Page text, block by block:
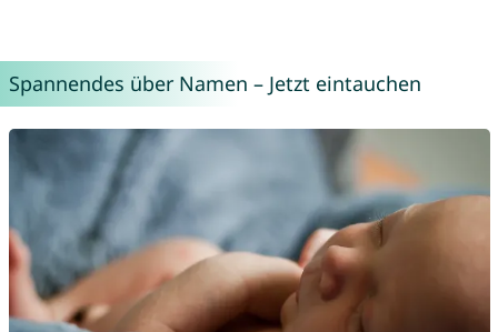
Spannendes über Namen – Jetzt eintauchen